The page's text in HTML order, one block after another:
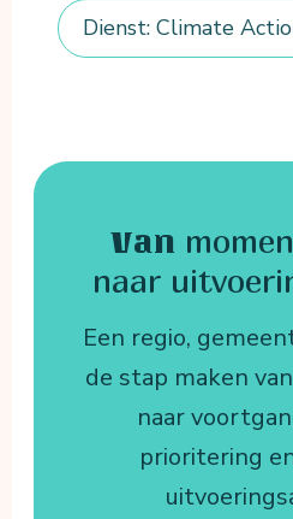
Dienst: Climate
Van
naar
Een regio,
de stap maken
naar
prioritering